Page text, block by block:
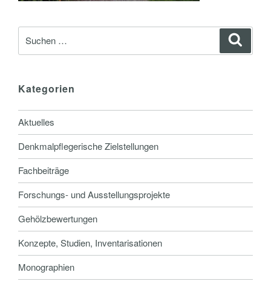
nach:
Kategorien
Aktuelles
Denkmalpflegerische Zielstellungen
Fachbeiträge
Forschungs- und Ausstellungsprojekte
Gehölzbewertungen
Konzepte, Studien, Inventarisationen
Monographien